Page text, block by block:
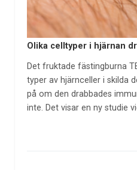
Olika celltyper i hjärnan
Det fruktade fästingburna
typer av hjärnceller i skilda
på om den drabbades
inte. Det visar en ny studie